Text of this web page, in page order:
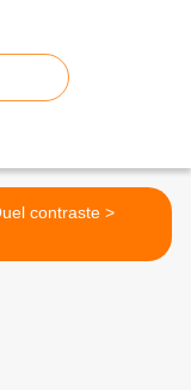
Quel contraste >